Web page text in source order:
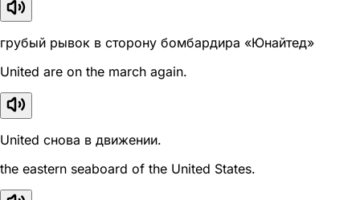
грубый рывок в сторону бомбардира «Юнайтед»
United are on the march again.
United снова в движении.
the eastern seaboard of the United States.